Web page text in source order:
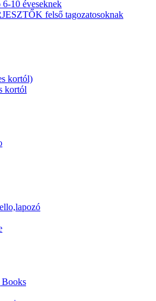
6-10 éveseknek
felső tagozatosoknak
kortól)
kortól